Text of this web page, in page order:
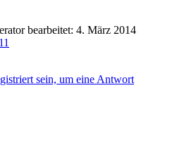
bearbeitet: 4. März 2014
sein, um eine Antwort